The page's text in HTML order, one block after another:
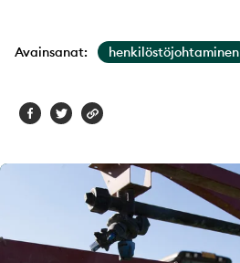
Avainsanat: henkilöstöjohtaminen